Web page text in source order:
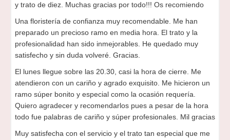
y trato de diez. Muchas gracias por todo!!! Os recomiendo
Una floristería de confianza muy recomendable. Me han
preparado un precioso ramo en media hora. El trato y la
profesionalidad han sido inmejorables. He quedado muy
satisfecho y sin duda volveré. Gracias.
El lunes llegue sobre las 20.30, casi la hora de cierre. Me
atendieron con un cariño y agrado exquisito. Me hicieron un
ramo súper bonito y especial como la ocasión requería.
Quiero agradecer y recomendarlos pues a pesar de la hora
todo fue palabras de cariño y súper profesionales. Mil gracias
Muy satisfecha con el servicio y el trato tan especial que me